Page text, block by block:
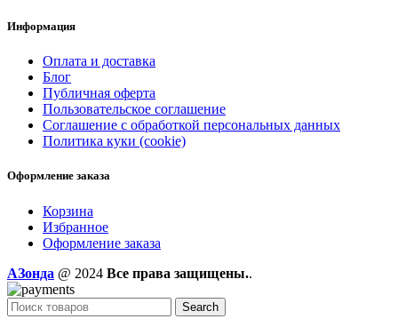
Информация
Оплата и доставка
Блог
Публичная оферта
Пользовательское соглашение
Соглашение с обработкой персональных данных
Политика куки (cookie)
Оформление заказа
Корзина
Избранное
Оформление заказа
AЗонда @ 2024 Все права защищены..
Search